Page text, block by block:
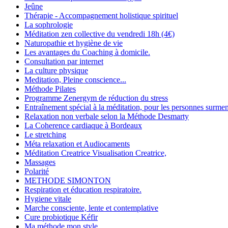
Jeûne
Thérapie - Accompagnement holistique spirituel
La sophrologie
Méditation zen collective du vendredi 18h (4€)
Naturopathie et hygiène de vie
Les avantages du Coaching à domicile.
Consultation par internet
La culture physique
Meditation, Pleine conscience...
Méthode Pilates
Programme Zenergym de réduction du stress
Entraînement spécial à la méditation, pour les personnes
Relaxation non verbale selon la Méthode Desmarty
La Coherence cardiaque à Bordeaux
Le stretching
Méta relaxation et Audiocaments
Méditation Creatrice Visualisation Creatrice,
Massages
Polarité
METHODE SIMONTON
Respiration et éducation respiratoire.
Hygiene vitale
Marche consciente, lente et contemplative
Cure probiotique Kéfir
Ma méthode mon style